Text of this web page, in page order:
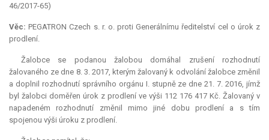
46/2017-65)
Věc:PEGATRON Czech s. r. o. proti Generálnímu ředitelství cel o úrok z
prodlení.
Žalobce se podanou žalobou domáhal zrušení rozhodnutí
žalovaného ze dne 8. 3. 2017, kterým žalovaný k odvolání žalobce změnil
a doplnil rozhodnutí správního orgánu I. stupně ze dne 21. 7. 2016, jímž
byl žalobci doměřen úrok z prodlení ve výši 112 176 417 Kč. Žalovaný v
napadeném rozhodnutí změnil mimo jiné dobu prodlení a s tím
spojenou výši úroku z prodlení.